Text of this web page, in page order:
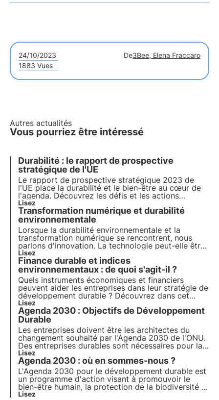
24/10/2023 De3Bee, Elena Fraccaro
1883 Vues
Autres actualités
Vous pourriez être intéressé
Durabilité : le rapport de prospective
stratégique de l'UE
Le rapport de prospective stratégique 2023 de
l'UE place la durabilité et le bien-être au cœur de
l'agenda. Découvrez les défis et les actions
concrètes proposées pour promouvoir une
transition vers un avenir plus durable et comment
3Bee s'inscrit dans ce contexte avec le projet
Oasis.
Lisez
Transformation numérique et durabilité
environnementale
Lorsque la durabilité environnementale et la
transformation numérique se rencontrent, nous
parlons d'innovation. La technologie peut-elle être
un outil de développement durable ? Découvrez
dans cet article comment les entreprises abordent
la transition verte et numérique.
Lisez
Finance durable et indices
environnementaux : de quoi s'agit-il ?
Quels instruments économiques et financiers
peuvent aider les entreprises dans leur stratégie de
développement durable ? Découvrez dans cet
article le rôle de la finance durable. Apprenez-en
plus avec les pilules de l'Oasis, l'académie
numérique de 3Bee pour les professionnels du
développement durable.
Lisez
Agenda 2030 : Objectifs de Développement
Durable
Les entreprises doivent être les architectes du
changement souhaité par l'Agenda 2030 de l'ONU.
Des entreprises durables sont nécessaires pour la
durabilité et pour suivre la révolution, un système
économique, social et d'entreprise qui soutient les
objectifs est requis.
Lisez
Agenda 2030 : où en sommes-nous ?
L'Agenda 2030 pour le développement durable est
un programme d'action visant à promouvoir le
bien-être humain, la protection de la biodiversité et
la prospérité économique. Nous examinons les
Lisez